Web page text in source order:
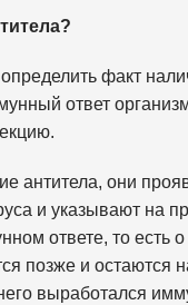
факт
ответ
антитела, они
и указывают на
ответе, то есть
позже и остаются
выработался